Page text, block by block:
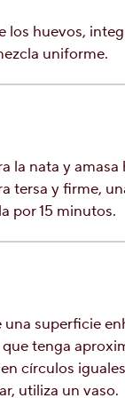
los huevos,
uniforme.
la nata y
tersa y firme,
por 15 minutos.
una superficie
que tenga
círculos
utiliza un vaso.